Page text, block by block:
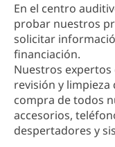
En el centro
probar nuestros
solicitar
financiación.
Nuestros
revisión y
compra de todos
accesorios,
despertadores y